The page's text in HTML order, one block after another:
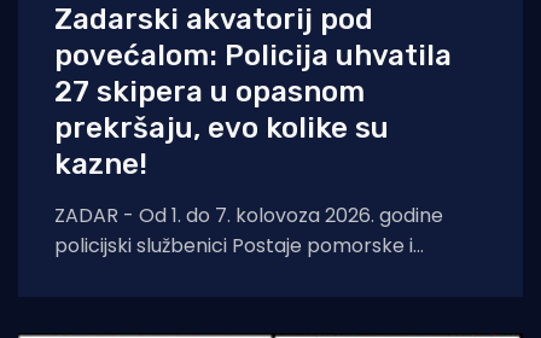
Zadarski akvatorij pod
povećalom: Policija uhvatila
27 skipera u opasnom
prekršaju, evo kolike su
kazne!
ZADAR - Od 1. do 7. kolovoza 2026. godine
policijski službenici Postaje pomorske i